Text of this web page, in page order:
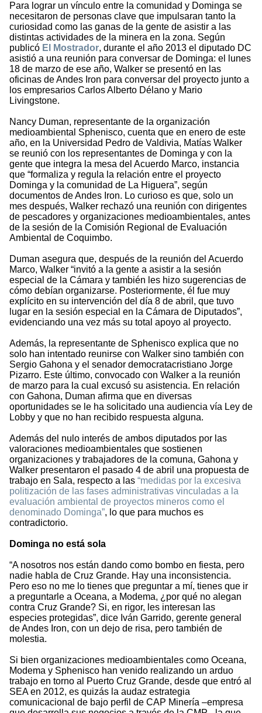
Para lograr un vínculo entre la comunidad y Dominga se
necesitaron de personas clave que impulsaran tanto la
curiosidad como las ganas de la gente de asistir a las
distintas actividades de la minera en la zona. Según
publicó El Mostrador, durante el año 2013 el diputado DC
asistió a una reunión para conversar de Dominga: el lunes
18 de marzo de ese año, Walker se presentó en las
oficinas de Andes Iron para conversar del proyecto junto a
los empresarios Carlos Alberto Délano y Mario
Livingstone.
Nancy Duman, representante de la organización
medioambiental Sphenisco, cuenta que en enero de este
año, en la Universidad Pedro de Valdivia, Matías Walker
se reunió con los representantes de Dominga y con la
gente que integra la mesa del Acuerdo Marco, instancia
que “formaliza y regula la relación entre el proyecto
Dominga y la comunidad de La Higuera”, según
documentos de Andes Iron. Lo curioso es que, solo un
mes después, Walker rechazó una reunión con dirigentes
de pescadores y organizaciones medioambientales, antes
de la sesión de la Comisión Regional de Evaluación
Ambiental de Coquimbo.
Duman asegura que, después de la reunión del Acuerdo
Marco, Walker “invitó a la gente a asistir a la sesión
especial de la Cámara y también les hizo sugerencias de
cómo debían organizarse. Posteriormente, él fue muy
explícito en su intervención del día 8 de abril, que tuvo
lugar en la sesión especial en la Cámara de Diputados”,
evidenciando una vez más su total apoyo al proyecto.
Además, la representante de Sphenisco explica que no
solo han intentado reunirse con Walker sino también con
Sergio Gahona y el senador democratacristiano Jorge
Pizarro. Este último, convocado con Walker a la reunión
de marzo para la cual excusó su asistencia. En relación
con Gahona, Duman afirma que en diversas
oportunidades se le ha solicitado una audiencia vía Ley de
Lobby y que no han recibido respuesta alguna.
Además del nulo interés de ambos diputados por las
valoraciones medioambientales que sostienen
organizaciones y trabajadores de la comuna, Gahona y
Walker presentaron el pasado 4 de abril una propuesta de
trabajo en Sala, respecto a las “medidas por la excesiva
politización de las fases administrativas vinculadas a la
evaluación ambiental de proyectos mineros como el
denominado Dominga”, lo que para muchos es
contradictorio.
Dominga no está sola
“A nosotros nos están dando como bombo en fiesta, pero
nadie habla de Cruz Grande. Hay una inconsistencia.
Pero eso no me lo tienes que preguntar a mí, tienes que ir
a preguntarle a Oceana, a Modema, ¿por qué no alegan
contra Cruz Grande? Si, en rigor, les interesan las
especies protegidas”, dice Iván Garrido, gerente general
de Andes Iron, con un dejo de risa, pero también de
molestia.
Si bien organizaciones medioambientales como Oceana,
Modema y Sphenisco han venido realizando un arduo
trabajo en torno al Puerto Cruz Grande, desde que entró al
SEA en 2012, es quizás la audaz estrategia
comunicacional de bajo perfil de CAP Minería –empresa